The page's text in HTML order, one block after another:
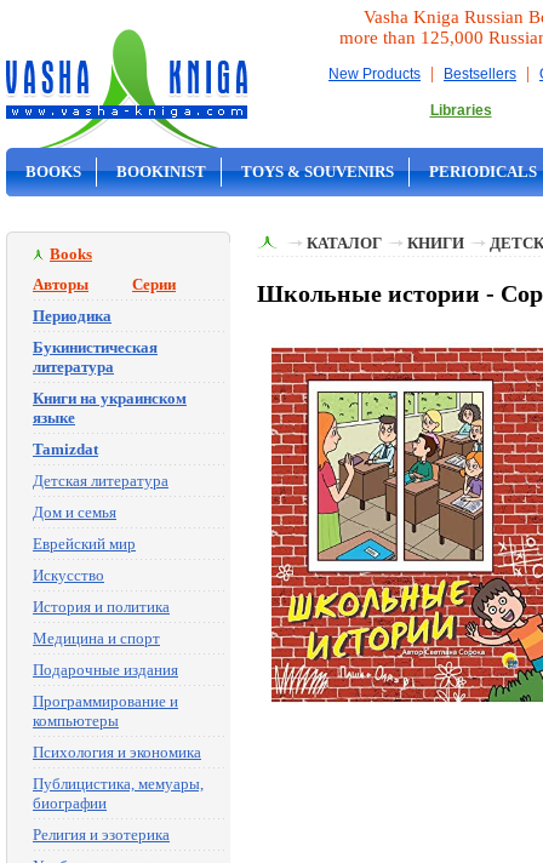
Vasha Kniga Russian
more than 125,000
New Products | Bestsellers |
Libraries
BOOKS BOOKINIST TOYS & SOUVENIRS PERIODICALS
Books
Авторы
Серии
Периодика
Букинистическая
литература
Книги на украинском
языке
Tamizdat
Детская литература
Дом и семья
Еврейский мир
Искусство
История и политика
Медицина и спорт
Подарочные издания
Программирование и
компьютеры
Психология и экономика
Публицистика, мемуары,
биографии
Религия и эзотерика
КАТАЛОГ КНИГИ
Школьные истории -